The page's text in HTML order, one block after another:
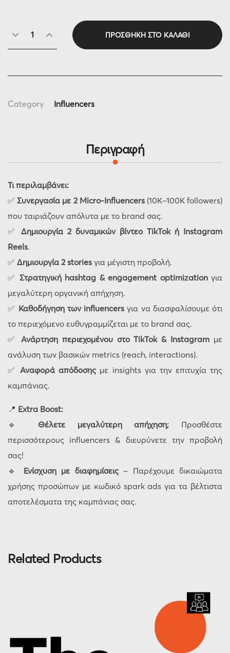
ΠΡΟΣΘΉΚΗ ΣΤΟ ΚΑΛΆΘΙ
Category Influencers
Περιγραφή
Τι περιλαμβάνει:
✅Συνεργασία με 2 Micro-Influencers (10K–100K followers)
που ταιριάζουν απόλυτα με το brand σας.
✅ Δημιουργία 2 δυναμικών βίντεο TikTok ή Instagram
Reels.
✅ Δημιουργία 2 stories για μέγιστη προβολή.
✅ Στρατηγική hashtag & engagement optimizationγια
μεγαλύτερη οργανική απήχηση.
✅ Καθοδήγηση των influencers για να διασφαλίσουμε ότι
το περιεχόμενο ευθυγραμμίζεται με το brand σας.
✅ Ανάρτηση περιεχομένου στο TikTok & Instagram με
ανάλυση των βασικών metrics (reach, interactions).
✅Αναφορά απόδοσης με insights για την επιτυχία της
καμπάνιας.
📍 Extra Boost:
🔹 Θέλετε μεγαλύτερη απήχηση; Προσθέστε
περισσότερους influencers & διευρύνετε την προβολή
σας!
🔹 Ενίσχυση με διαφημίσεις– Παρέχουμε δικαιώματα
χρήσης προσώπων με κωδικό spark ads για τα βέλτιστα
αποτελέσματα της καμπάνιας σας.
Related Products